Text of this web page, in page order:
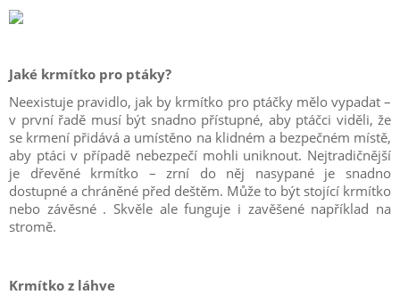
Jaké krmítko pro ptáky?
Neexistuje pravidlo, jak by krmítko pro ptáčky mělo vypadat –
v první řadě musí být snadno přístupné, aby ptáčci viděli, že
se krmení přidává a umístěno na klidném a bezpečném místě,
aby ptáci v případě nebezpečí mohli uniknout. Nejtradičnější
je dřevěné krmítko – zrní do něj nasypané je snadno
dostupné a chráněné před deštěm. Může to být stojící krmítko
nebo závěsné . Skvěle ale funguje i zavěšené například na
stromě.
Krmítko z láhve